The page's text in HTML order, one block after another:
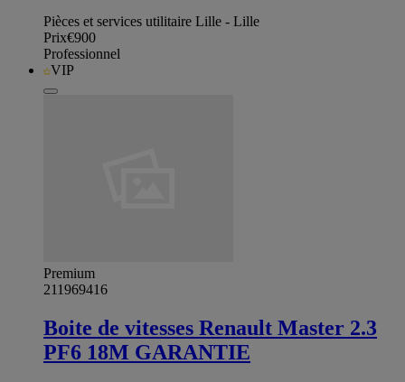
Pièces et services utilitaire Lille - Lille
Prix€900
Professionnel
VIP
Premium
211969416
Boite de vitesses Renault Master 2.3
PF6 18M GARANTIE